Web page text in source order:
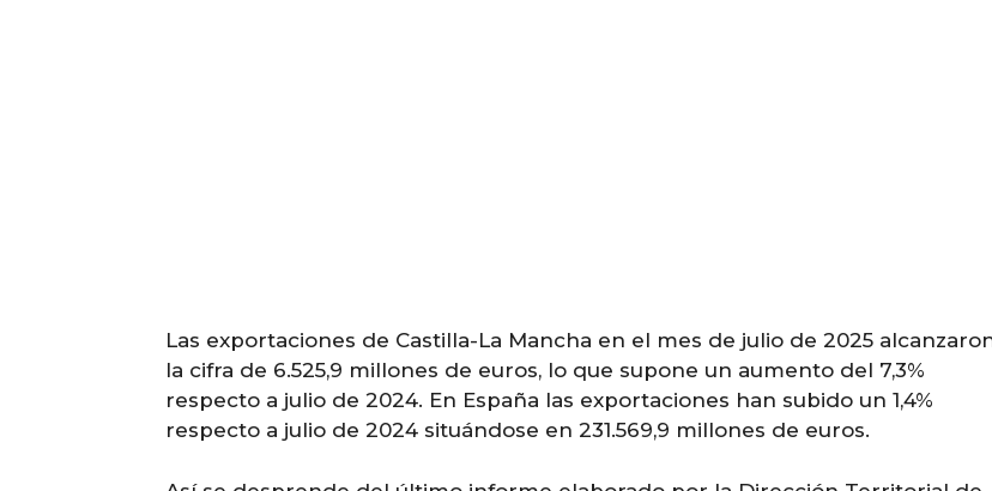
Las exportaciones de Castilla-La Mancha en el mes de julio de 2025
la cifra de 6.525,9 millones de euros, lo que supone un aumento del 7,3%
respecto a julio de 2024. En España las exportaciones han subido un 1,4%
respecto a julio de 2024 situándose en 231.569,9 millones de euros.